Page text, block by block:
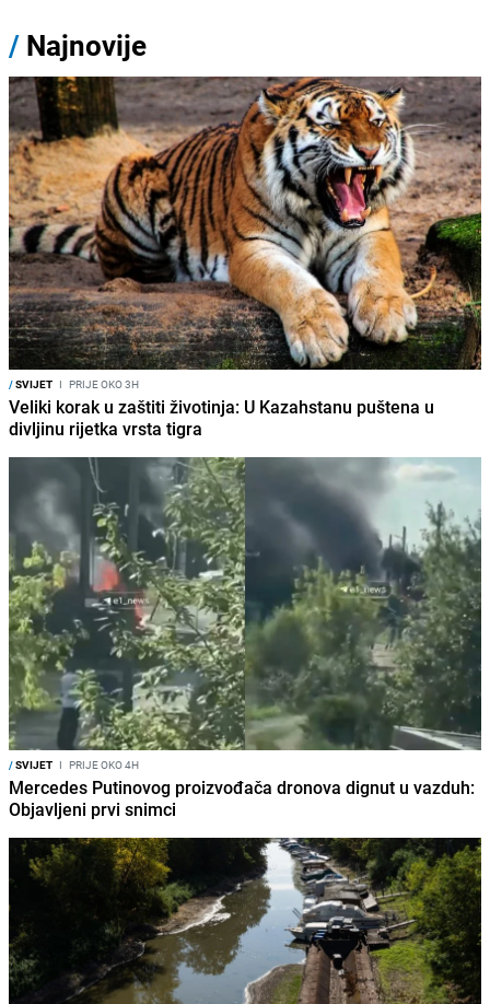
/ Najnovije
/SVIJET I PRIJE OKO 3H
Veliki korak u zaštiti životinja: U Kazahstanu puštena u
divljinu rijetka vrsta tigra
/SVIJET I PRIJE OKO 4H
Mercedes Putinovog proizvođača dronova dignut u vazduh:
Objavljeni prvi snimci